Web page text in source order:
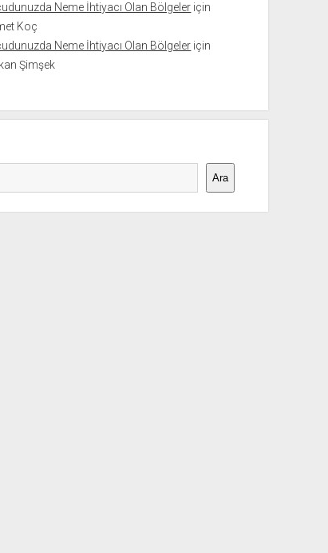
Neme İhtiyacı Olan Bölgeler için
Koç
Neme İhtiyacı Olan Bölgeler için
Şimşek
Ara